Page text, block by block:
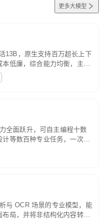
更多大模型
13B，原生支持百万超长上下
低廉，综合能力均衡，主打
容创作、基础 RAG、批量
全面跃升，可自主编程十数
等数百种专业任务，一次对
贯穿规划、执行与验证全流
析。长程任务中自主规划与
与 OCR 场景的专业模型，能
局，并将非结构化内容转换